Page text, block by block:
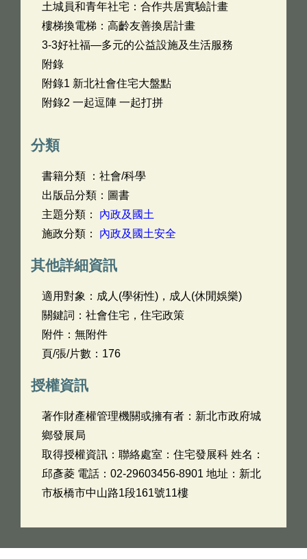
土城員和青年社宅：合作共居實驗計畫
樓梯換電梯：高齡友善換居計畫
3-3好社福—多元的公益設施及生活服務
附錄
附錄1 新北社會住宅大盤點
附錄2 一起逗陣 一起打拼
分類
書籍分類 ：社會/科學
出版品分類：圖書
主題分類： 內政及國土
施政分類： 內政及國土安全
其他詳細資訊
適用對象：成人(學術性)，成人(休閒娛樂)
關鍵詞：社會住宅，住宅政策
附件：無附件
頁/張/片數：176
授權資訊
著作財產權管理機關或擁有者：新北市政府城
鄉發展局
取得授權資訊：聯絡處室：住宅發展科 姓名：
邱彥菱 電話：02-29603456-8901 地址：新北
市板橋市中山路1段161號11樓